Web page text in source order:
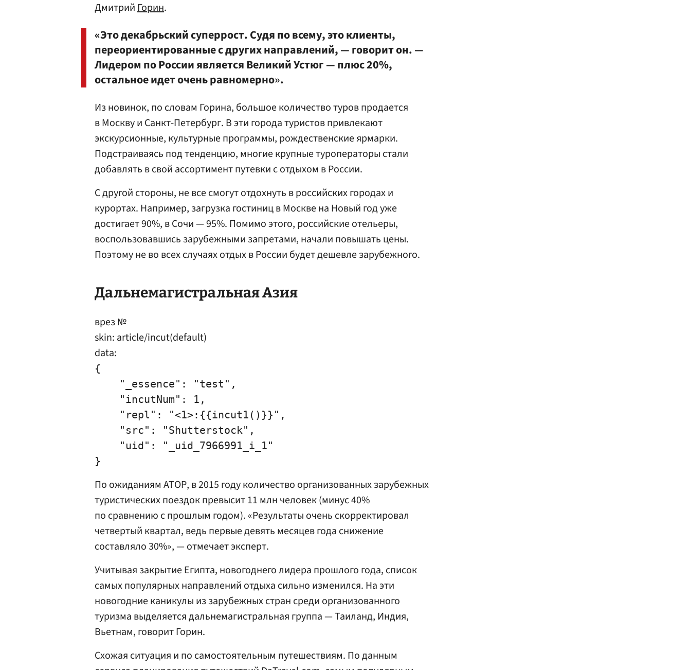
ДмитрийГорин.
«Это декабрьский суперрост. Судя по всему, это клиенты,
переориентированные с других направлений, — говорит он. —
Лидером по России является Великий Устюг — плюс 20%,
остальное идет очень равномерно».
Из новинок, по словам Горина, большое количество туров продается
в Москву и Санкт-Петербург. В эти города туристов привлекают
экскурсионные, культурные программы, рождественские ярмарки.
Подстраиваясь под тенденцию, многие крупные туроператоры стали
добавлять в свой ассортимент путевки с отдыхом в России.
С другой стороны, не все смогут отдохнуть в российских городах и
курортах. Например, загрузка гостиниц в Москве на Новый год уже
достигает 90%, в Сочи — 95%. Помимо этого, российские отельеры,
воспользовавшись зарубежными запретами, начали повышать цены.
Поэтому не во всех случаях отдых в России будет дешевле зарубежного.
Дальнемагистральная Азия
врез №
skin: article/incut(default)
data:
{
    "_essence": "test",
    "incutNum": 1,
    "repl": "<1>:{{incut1()}}",
    "src": "Shutterstock",
    "uid": "_uid_7966991_i_1"
По ожиданиям АТОР, в 2015 году количество организованных зарубежных
туристических поездок превысит 11 млн человек (минус 40%
по сравнению с прошлым годом). «Результаты очень скорректировал
четвертый квартал, ведь первые девять месяцев года снижение
составляло 30%», — отмечает эксперт.
Учитывая закрытие Египта, новогоднего лидера прошлого года, список
самых популярных направлений отдыха сильно изменился. На эти
новогодние каникулы из зарубежных стран среди организованного
туризма выделяется дальнемагистральная группа — Таиланд, Индия,
Вьетнам, говорит Горин.
Схожая ситуация и по самостоятельным путешествиям. По данным